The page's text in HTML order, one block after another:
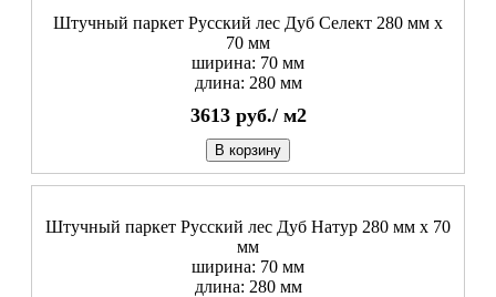
Штучный паркет Русский лес Дуб Селект 280 мм х
70 мм
ширина: 70 мм
длина: 280 мм
3613 руб./ м2
В корзину
Штучный паркет Русский лес Дуб Натур 280 мм х 70
мм
ширина: 70 мм
длина: 280 мм